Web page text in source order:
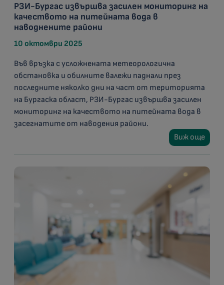
РЗИ-Бургас извършва засилен мониторинг на
качеството на питейната вода в
наводнените райони
10 октомври 2025
Във връзка с усложнената метеорологична
обстановка и обилните валежи паднали през
последните няколко дни на част от територията
на Бургаска област, РЗИ-Бургас извършва засилен
мониторинг на качеството на питейната вода в
засегнатите от наводения райони.
Виж още